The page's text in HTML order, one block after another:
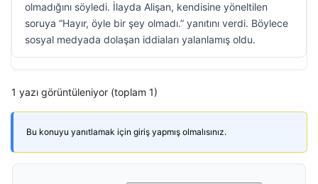
olmadığını söyledi. İlayda Alişan, kendisine yöneltilen
soruya “Hayır, öyle bir şey olmadı.” yanıtını verdi. Böylece
sosyal medyada dolaşan iddiaları yalanlamış oldu.
1 yazı görüntüleniyor (toplam 1)
Bu konuyu yanıtlamak için giriş yapmış olmalısınız.